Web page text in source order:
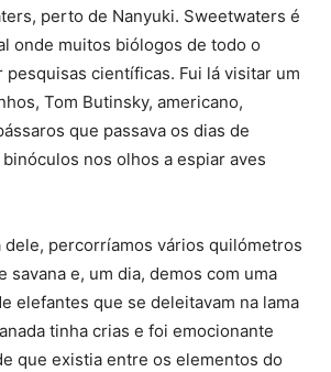
perto de Nanyuki. Sweetwaters é
onde muitos biólogos de todo o
pesquisas científicas. Fui lá visitar um
Tom Butinsky, americano,
que passava os dias de
nos olhos a espiar aves
dele, percorríamos vários quilómetros
savana e, um dia, demos com uma
elefantes que se deleitavam na lama
tinha crias e foi emocionante
que existia entre os elementos do